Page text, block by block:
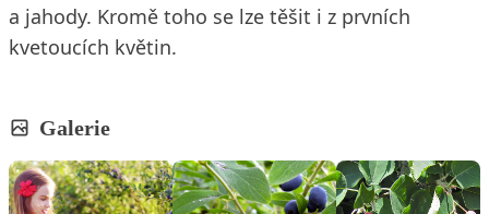
a jahody. Kromě toho se lze těšit i z prvních
kvetoucích květin.
Galerie